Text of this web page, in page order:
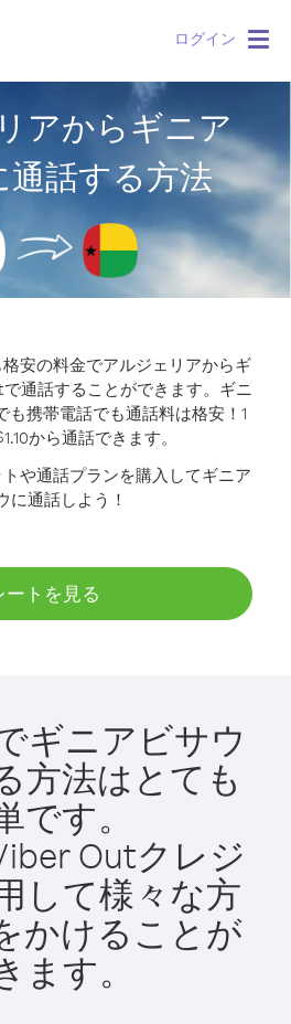
ログイン
アからギニア
通話する方法
安の料金でアルジェリアからギ
通話することができます。 ギニ
も携帯電話でも通話料は格安！1
から通話できます。
や通話プランを購入してギニア
に通話しよう！
ートを見る
ギニアビサウ
方法はとても
です。
Outクレジ
して様々な方
かけることが
ます。